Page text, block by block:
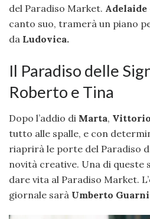
del Paradiso Market. Adelaide
canto suo, tramerà un piano
da Ludovica.
Il Paradiso delle
Roberto e Tina
Dopo l’addio di Marta, Vittorio
tutto alle spalle, e con
riaprirà le porte del Paradiso
novità creative. Una di queste
dare vita al Paradiso Market.
giornale sarà Umberto